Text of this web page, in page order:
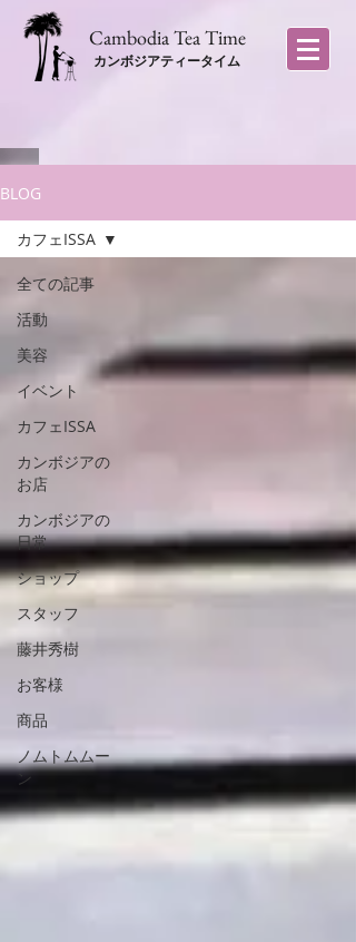
​Cambodia Tea Time
カンボジアティータイム
BLOG
全ての記事
活動
美容
イベント
カフェISSA
カンボジアの
お店
カンボジアの
日常
ショップ
スタッフ
藤井秀樹
お客様
商品
ノムトムムー
ン
カフェISSA